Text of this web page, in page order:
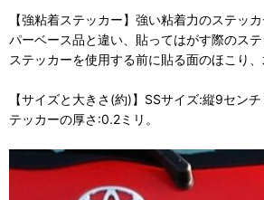
【強粘着ステッカー】強い粘着力のステッ
パーベース品と違い、貼ってはがす際のス
ステッカーを使用する前に貼る面のほこり
【サイズと大きさ(約)】SSサイズ:縦9セン
テッカーの厚さ:0.2ミリ。